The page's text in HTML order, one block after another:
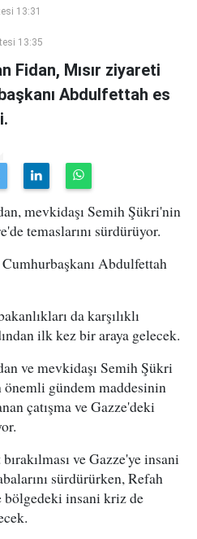
13:31
13:35
Fidan, Mısır ziyareti
Abdulfettah es
mevkidaşı Semih Şükri'nin
temaslarını sürdürüyor.
Abdulfettah
da karşılıklı
ilk kez bir araya gelecek.
ve mevkidaşı Semih Şükri
önemli gündem maddesinin
çatışma ve Gazze'deki
ve Gazze'ye insani
sürdürürken, Refah
bölgedeki insani kriz de